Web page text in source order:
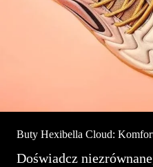
Buty Hexibella Cloud:
Doświadcz